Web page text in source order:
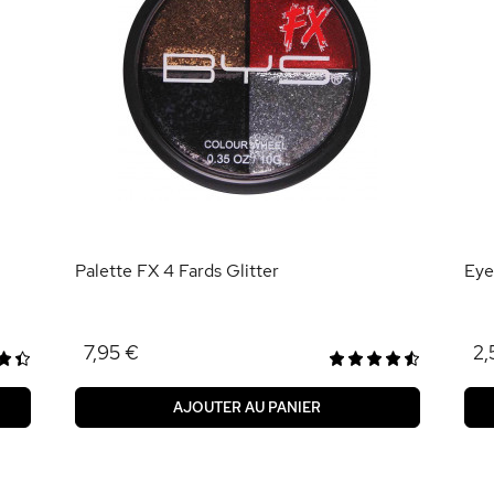
Palette FX 4 Fards Glitter
7,95 €
AJOUTER AU PANIER